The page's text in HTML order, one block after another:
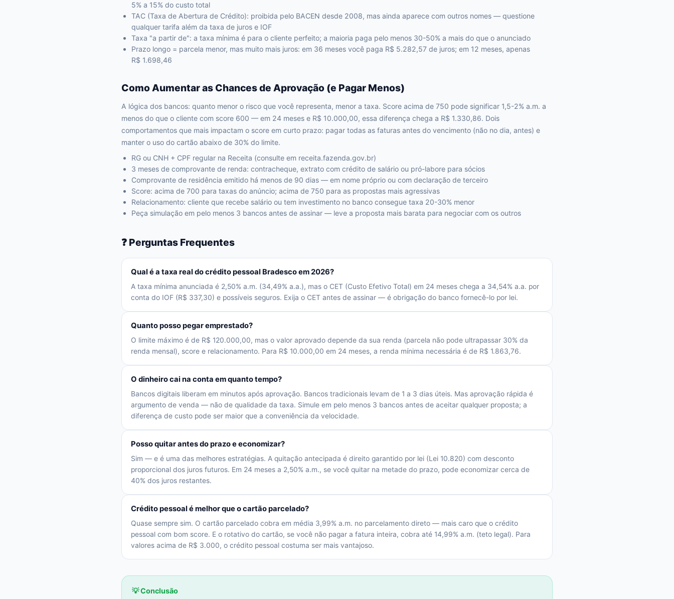
5% a 15% do custo total
TAC (Taxa de Abertura de Crédito): proibida pelo BACEN desde 2008, mas ainda aparece com outros nomes — questione
qualquer tarifa além da taxa de juros e IOF
Taxa "a partir de": a taxa mínima é para o cliente perfeito; a maioria paga pelo menos 30-50% a mais do que o anunciado
Prazo longo = parcela menor, mas muito mais juros: em 36 meses você paga R$ 5.282,57 de juros; em 12 meses, apenas
R$ 1.698,46
Como Aumentar as Chances de Aprovação (e Pagar Menos)
A lógica dos bancos: quanto menor o risco que você representa, menor a taxa. Score acima de 750 pode significar 1,5-2% a.m. a
menos do que o cliente com score 600 — em 24 meses e R$ 10.000,00, essa diferença chega a R$ 1.330,86. Dois
comportamentos que mais impactam o score em curto prazo: pagar todas as faturas antes do vencimento (não no dia, antes) e
manter o uso do cartão abaixo de 30% do limite.
RG ou CNH + CPF regular na Receita (consulte em receita.fazenda.gov.br)
3 meses de comprovante de renda: contracheque, extrato com crédito de salário ou pró-labore para sócios
Comprovante de residência emitido há menos de 90 dias — em nome próprio ou com declaração de terceiro
Score: acima de 700 para taxas do anúncio; acima de 750 para as propostas mais agressivas
Relacionamento: cliente que recebe salário ou tem investimento no banco consegue taxa 20-30% menor
Peça simulação em pelo menos 3 bancos antes de assinar — leve a proposta mais barata para negociar com os outros
❓ Perguntas Frequentes
Qual é a taxa real do crédito pessoal Bradesco em 2026?
A taxa mínima anunciada é 2,50% a.m. (34,49% a.a.), mas o CET (Custo Efetivo Total) em 24 meses chega a 34,54% a.a. por
conta do IOF (R$ 337,30) e possíveis seguros. Exija o CET antes de assinar — é obrigação do banco fornecê-lo por lei.
Quanto posso pegar emprestado?
O limite máximo é de R$ 120.000,00, mas o valor aprovado depende da sua renda (parcela não pode ultrapassar 30% da
renda mensal), score e relacionamento. Para R$ 10.000,00 em 24 meses, a renda mínima necessária é de R$ 1.863,76.
O dinheiro cai na conta em quanto tempo?
Bancos digitais liberam em minutos após aprovação. Bancos tradicionais levam de 1 a 3 dias úteis. Mas aprovação rápida é
argumento de venda — não de qualidade da taxa. Simule em pelo menos 3 bancos antes de aceitar qualquer proposta; a
diferença de custo pode ser maior que a conveniência da velocidade.
Posso quitar antes do prazo e economizar?
Sim — e é uma das melhores estratégias. A quitação antecipada é direito garantido por lei (Lei 10.820) com desconto
proporcional dos juros futuros. Em 24 meses a 2,50% a.m., se você quitar na metade do prazo, pode economizar cerca de
40% dos juros restantes.
Crédito pessoal é melhor que o cartão parcelado?
Quase sempre sim. O cartão parcelado cobra em média 3,99% a.m. no parcelamento direto — mais caro que o crédito
pessoal com bom score. E o rotativo do cartão, se você não pagar a fatura inteira, cobra até 14,99% a.m. (teto legal). Para
valores acima de R$ 3.000, o crédito pessoal costuma ser mais vantajoso.
💡 Conclusão